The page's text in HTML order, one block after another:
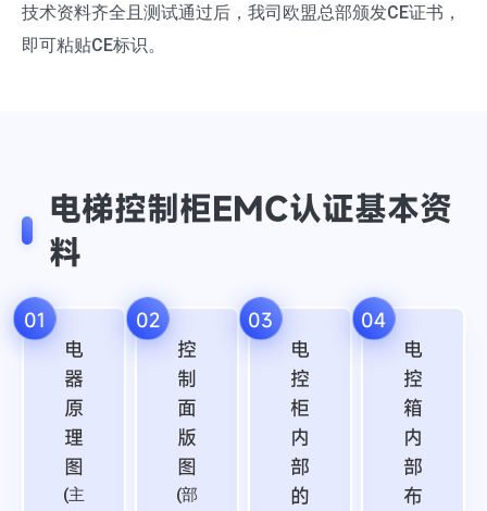
技术资料齐全且测试通过后，我司欧盟总部颁发CE证书，
即可粘贴CE标识。
电梯控制柜EMC认证基本资
料
01
电
器
原
理
图
(主
02
控
制
面
版
图
(部
03
电
控
柜
内
部
的
04
电
控
箱
内
部
布